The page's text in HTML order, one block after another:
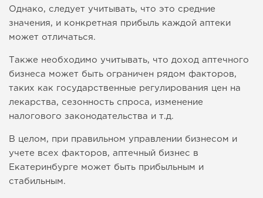
Однако, следует учитывать, что это средние
значения, и конкретная прибыль каждой аптеки
может отличаться.
Также необходимо учитывать, что доход аптечного
бизнеса может быть ограничен рядом факторов,
таких как государственные регулирования цен на
лекарства, сезонность спроса, изменение
налогового законодательства и т.д.
В целом, при правильном управлении бизнесом и
учете всех факторов, аптечный бизнес в
Екатеринбурге может быть прибыльным и
стабильным.